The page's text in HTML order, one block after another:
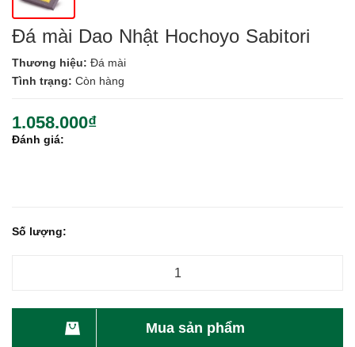
Đá mài Dao Nhật Hochoyo Sabitori
Thương hiệu: Đá mài
Tình trạng: Còn hàng
1.058.000₫
Đánh giá:
Số lượng:
Mua sản phẩm